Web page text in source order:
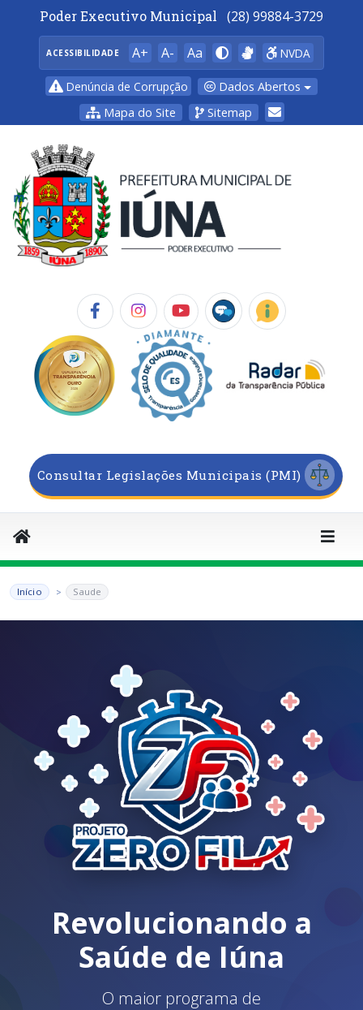
Poder Executivo Municipal (28) 99884-3729
ACESSIBILIDADE A+ A- Aa NVDA
Denúncia de Corrupção
Dados Abertos
Mapa do Site
Sitemap
Consultar Legislações Municipais (PMI)
Início Saude
Revolucionando a
Saúde de Iúna
O maior programa de